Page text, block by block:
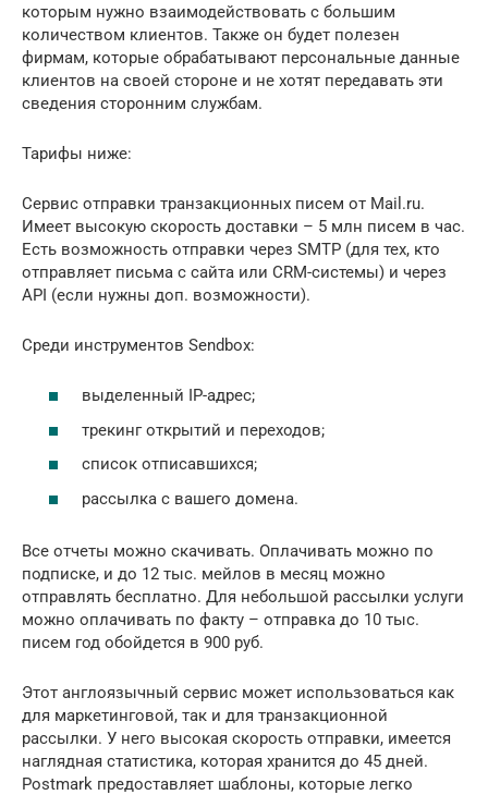
которым нужно взаимодействовать с большим
количеством клиентов. Также он будет полезен
фирмам, которые обрабатывают персональные данные
клиентов на своей стороне и не хотят передавать эти
сведения сторонним службам.
Тарифы ниже:
Сервис отправки транзакционных писем от Mail.ru.
Имеет высокую скорость доставки – 5 млн писем в час.
Есть возможность отправки через SMTP (для тех, кто
отправляет письма с сайта или CRM-системы) и через
API (если нужны доп. возможности).
Среди инструментов Sendbox:
выделенный IP-адрес;
трекинг открытий и переходов;
список отписавшихся;
рассылка с вашего домена.
Все отчеты можно скачивать. Оплачивать можно по
подписке, и до 12 тыс. мейлов в месяц можно
отправлять бесплатно. Для небольшой рассылки услуги
можно оплачивать по факту – отправка до 10 тыс.
писем год обойдется в 900 руб.
Этот англоязычный сервис может использоваться как
для маркетинговой, так и для транзакционной
рассылки. У него высокая скорость отправки, имеется
наглядная статистика, которая хранится до 45 дней.
Postmark предоставляет шаблоны, которые легко